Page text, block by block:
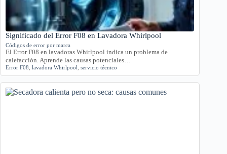
Significado del Error F08 en Lavadora Whirlpool
Códigos de error por marca
El Error F08 en lavadoras Whirlpool indica un problema de
calefacción. Aprende las causas potenciales…
Error F08 lavadora Whirlpool servicio técnico